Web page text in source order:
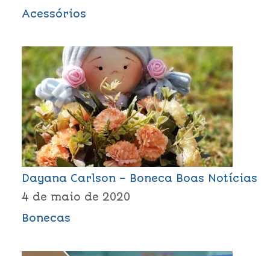
Acessórios
Dayana Carlson – Boneca Boas Notícias
4 de maio de 2020
Bonecas